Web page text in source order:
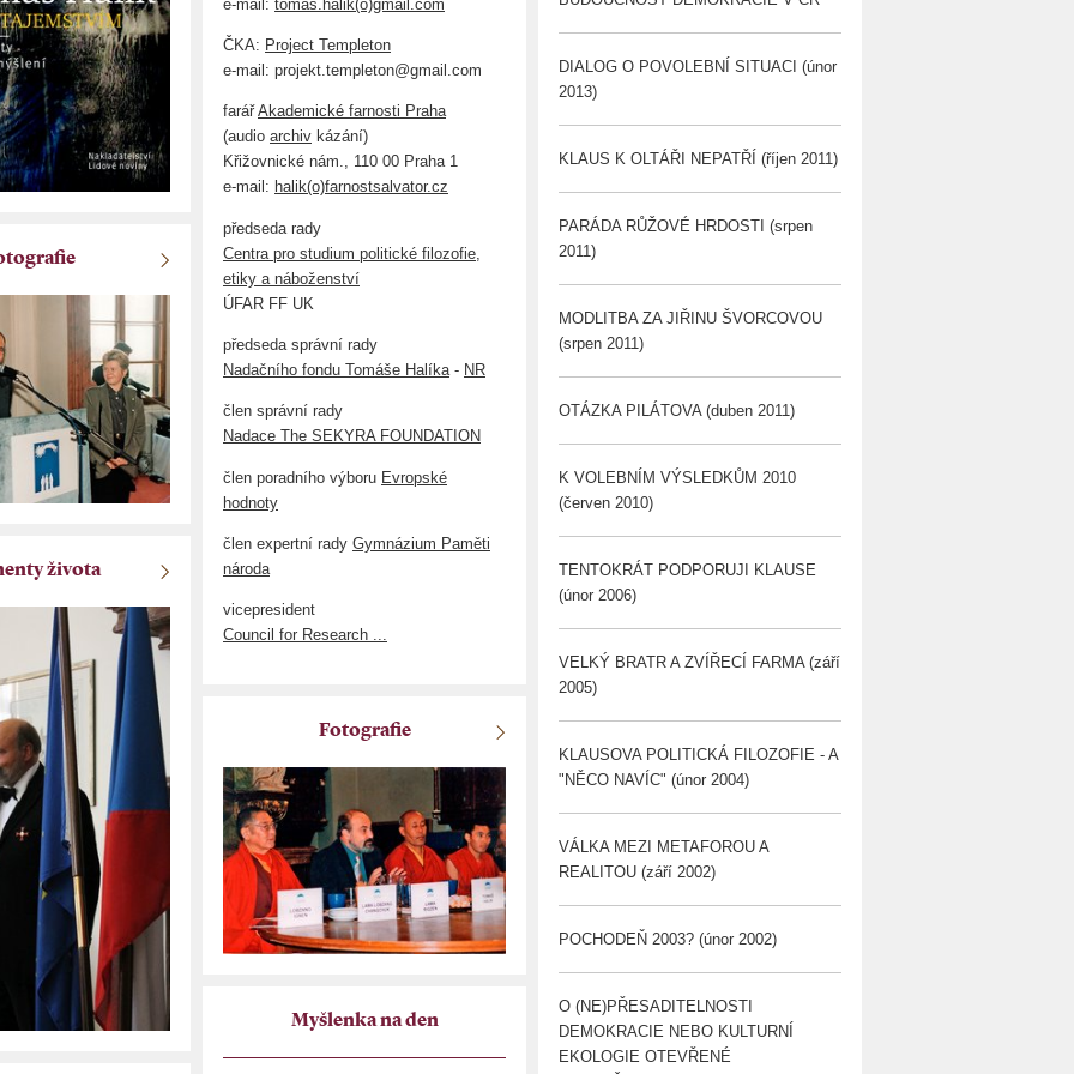
DIALOG O POVOLEBNÍ SITUACI (únor
2013)
KLAUS K OLTÁŘI NEPATŘÍ (říjen 2011)
PARÁDA RŮŽOVÉ HRDOSTI (srpen
2011)
MODLITBA ZA JIŘINU ŠVORCOVOU
(srpen 2011)
OTÁZKA PILÁTOVA (duben 2011)
K VOLEBNÍM VÝSLEDKŮM 2010
(červen 2010)
TENTOKRÁT PODPORUJI KLAUSE
(únor 2006)
VELKÝ BRATR A ZVÍŘECÍ FARMA (září
2005)
KLAUSOVA POLITICKÁ FILOZOFIE - A
"NĚCO NAVÍC" (únor 2004)
VÁLKA MEZI METAFOROU A
REALITOU (září 2002)
POCHODEŇ 2003? (únor 2002)
O (NE)PŘESADITELNOSTI
DEMOKRACIE NEBO KULTURNÍ
EKOLOGIE OTEVŘENÉ
e-mail: tomas.halik(o)gmail.com
ČKA: Project Templeton
e-mail: projekt.templeton@gmail.com
farářAkademické farnosti Praha
(audio archiv kázání)
Křižovnické nám., 110 00 Praha 1
e-mail: halik(o)farnostsalvator.cz
předseda rady
Centra pro studium politické filozofie,
etiky a náboženství
ÚFAR FF UK
předseda správní rady
Nadačního fondu Tomáše Halíka - NR
člen správní rady
Nadace The SEKYRA FOUNDATION
člen poradního výboru Evropské
hodnoty
člen expertní rady Gymnázium Paměti
národa
vicepresident
Council for Research ...
života
Fotografie
Myšlenka na den